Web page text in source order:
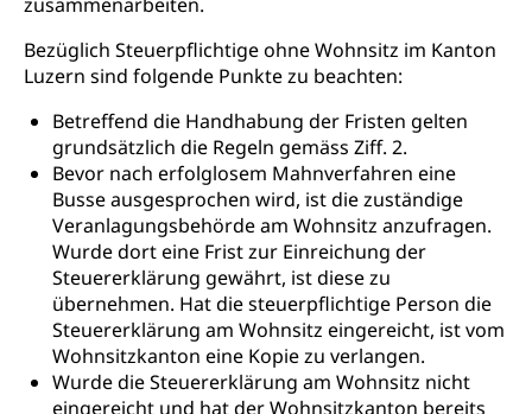
Bezüglich Steuerpflichtige ohne Wohnsitz im Kanton
Luzern sind folgende Punkte zu beachten:
Betreffend die Handhabung der Fristen gelten
grundsätzlich die Regeln gemäss Ziff. 2.
Bevor nach erfolglosem Mahnverfahren eine
Busse ausgesprochen wird, ist die zuständige
Veranlagungsbehörde am Wohnsitz anzufragen.
Wurde dort eine Frist zur Einreichung der
Steuererklärung gewährt, ist diese zu
übernehmen. Hat die steuerpflichtige Person die
Steuererklärung am Wohnsitz eingereicht, ist vom
Wohnsitzkanton eine Kopie zu verlangen.
Wurde die Steuererklärung am Wohnsitz nicht
eingereicht und hat der Wohnsitzkanton bereits